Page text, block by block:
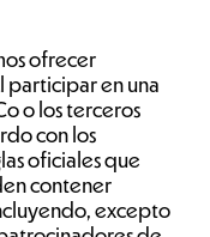
ofrecer
participar en una
o los terceros
con los
oficiales que
contener
excepto